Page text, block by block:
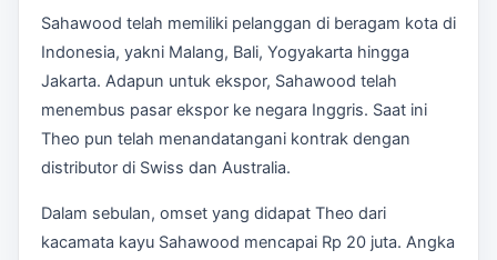
Sahawood telah memiliki pelanggan di beragam kota di
Indonesia, yakni Malang, Bali, Yogyakarta hingga
Jakarta. Adapun untuk ekspor, Sahawood telah
menembus pasar ekspor ke negara Inggris. Saat ini
Theo pun telah menandatangani kontrak dengan
distributor di Swiss dan Australia.
Dalam sebulan, omset yang didapat Theo dari
kacamata kayu Sahawood mencapai Rp 20 juta. Angka